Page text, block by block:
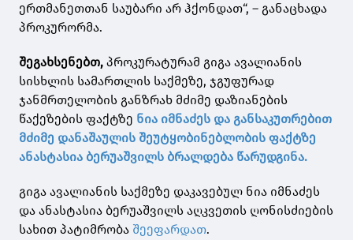
ერთმანეთთან საუბარი არ ჰქონდათ“, – განაცხადა
პროკურორმა.
შეგახსენებთ, პროკურატურამ გიგა ავალიანის
სისხლის სამართლის საქმეზე, ჯგუფურად
ჯანმრთელობის განზრახ მძიმე დაზიანების
წაქეზების ფაქტზე ნია იმნაძეს და განსაკუთრებით
მძიმე დანაშაულის შეუტყობინებლობის ფაქტზე
ანასტასია ბერუაშვილს ბრალდება წარუდგინა.
გიგა ავალიანის საქმეზე დაკავებულ ნია იმნაძეს
და ანასტასია ბერუაშვილს აღკვეთის ღონისძიების
სახით პატიმრობა შეეფარდათ.